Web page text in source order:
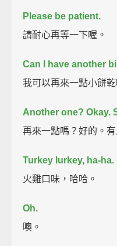
Please be patient.
請耐心再等一下喔。
Can I have another
我可以再來一點小餅乾
Another one? Okay.
再來一點嗎？好的。
Turkey lurkey, ha-ha.
火雞口味，哈哈。
Oh.
噢。